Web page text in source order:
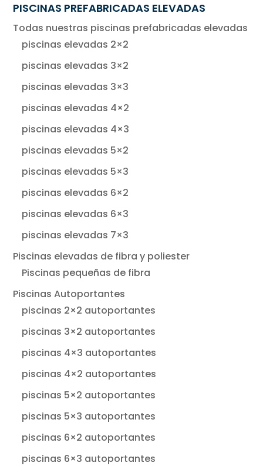
PISCINAS PREFABRICADAS ELEVADAS
Todas nuestras piscinas prefabricadas elevadas
piscinas elevadas 2×2
piscinas elevadas 3×2
piscinas elevadas 3×3
piscinas elevadas 4×2
piscinas elevadas 4×3
piscinas elevadas 5×2
piscinas elevadas 5×3
piscinas elevadas 6×2
piscinas elevadas 6×3
piscinas elevadas 7×3
Piscinas elevadas de fibra y poliester
Piscinas pequeñas de fibra
Piscinas Autoportantes
piscinas 2×2 autoportantes
piscinas 3×2 autoportantes
piscinas 4×3 autoportantes
piscinas 4×2 autoportantes
piscinas 5×2 autoportantes
piscinas 5×3 autoportantes
piscinas 6×2 autoportantes
piscinas 6×3 autoportantes